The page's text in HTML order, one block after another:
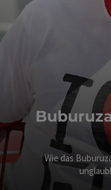
Wie das